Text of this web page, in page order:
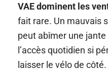
VAE dominent les
fait rare. Un mauvais
peut abîmer une
l’accès quotidien si
laisser le vélo de